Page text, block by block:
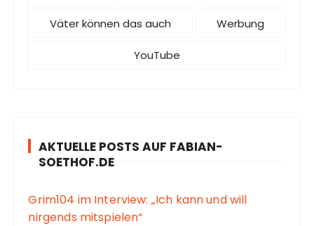
Väter können das auch Werbung
YouTube
AKTUELLE POSTS AUF FABIAN-
SOETHOF.DE
Grim104 im Interview: „Ich kann und will
nirgends mitspielen“